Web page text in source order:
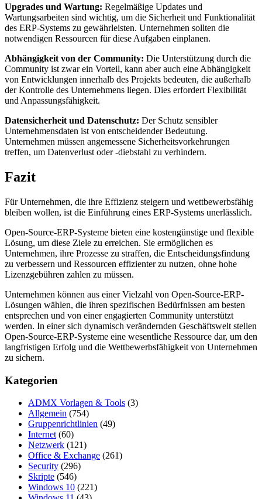
Upgrades und Wartung: Regelmäßige Updates und
Wartungsarbeiten sind wichtig, um die Sicherheit und Funktionalität
des ERP-Systems zu gewährleisten. Unternehmen sollten die
notwendigen Ressourcen für diese Aufgaben einplanen.
Abhängigkeit von der Community: Die Unterstützung durch die
Community ist zwar ein Vorteil, kann aber auch eine Abhängigkeit
von Entwicklungen innerhalb des Projekts bedeuten, die außerhalb
der Kontrolle des Unternehmens liegen. Dies erfordert Flexibilität
und Anpassungsfähigkeit.
Datensicherheit und Datenschutz: Der Schutz sensibler
Unternehmensdaten ist von entscheidender Bedeutung.
Unternehmen müssen angemessene Sicherheitsvorkehrungen
treffen, um Datenverlust oder -diebstahl zu verhindern.
Fazit
Für Unternehmen, die ihre Effizienz steigern und wettbewerbsfähig
bleiben wollen, ist die Einführung eines ERP-Systems unerlässlich.
Open-Source-ERP-Systeme bieten eine kostengünstige und flexible
Lösung, um diese Ziele zu erreichen. Sie ermöglichen es
Unternehmen, ihre Prozesse zu straffen, die Entscheidungsfindung
zu verbessern und Ressourcen effizienter zu nutzen, ohne hohe
Lizenzgebühren zahlen zu müssen.
Unternehmen können aus einer Vielzahl von Open-Source-ERP-
Lösungen wählen, die ihren spezifischen Bedürfnissen am besten
entsprechen und von einer engagierten Community unterstützt
werden. In einer sich dynamisch verändernden Geschäftswelt stellen
Open-Source-ERP-Systeme eine wesentliche Ressource dar, um den
langfristigen Erfolg und die Wettbewerbsfähigkeit von Unternehmen
zu sichern.
Kategorien
ADMX Vorlagen & Tools (3)
Allgemein (754)
Gruppenrichtlinien (49)
Internet(60)
Netzwerk (121)
Office & Exchange (261)
Security (296)
Skripte (546)
Windows 10 (221)